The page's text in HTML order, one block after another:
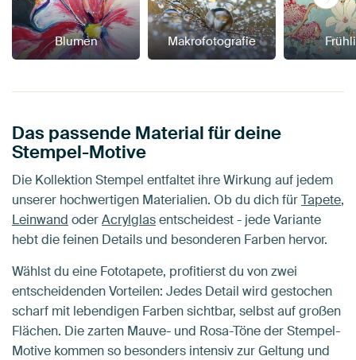
Blumen Makrofotografie
Das passende Material für deine
Stempel-Motive
Die Kollektion Stempel entfaltet ihre Wirkung auf jedem
unserer hochwertigen Materialien. Ob du dich fürTapete,
Leinwand oderAcrylglasentscheidest - jede Variante
hebt die feinen Details und besonderen Farben hervor.
Wählst du eine Fototapete, profitierst du von zwei
entscheidenden Vorteilen: Jedes Detail wird gestochen
scharf mit lebendigen Farben sichtbar, selbst auf großen
Flächen. Die zarten Mauve- und Rosa-Töne der Stempel-
Motive kommen so besonders intensiv zur Geltung und